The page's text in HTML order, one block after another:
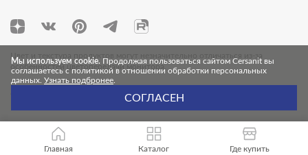
Цвет и текстура продуктов могут незначительно отличаться из-за
особенностей цветопередачи монитора.
© 2026 Cersanit. Все права защищены.
Мы используем cookie. Продолжая пользоваться сайтом Cersanit вы
соглашаетесь с политикой в отношении обработки персональных
данных. Узнать подбронее
СОГЛАСЕН
Главная Каталог Где купить